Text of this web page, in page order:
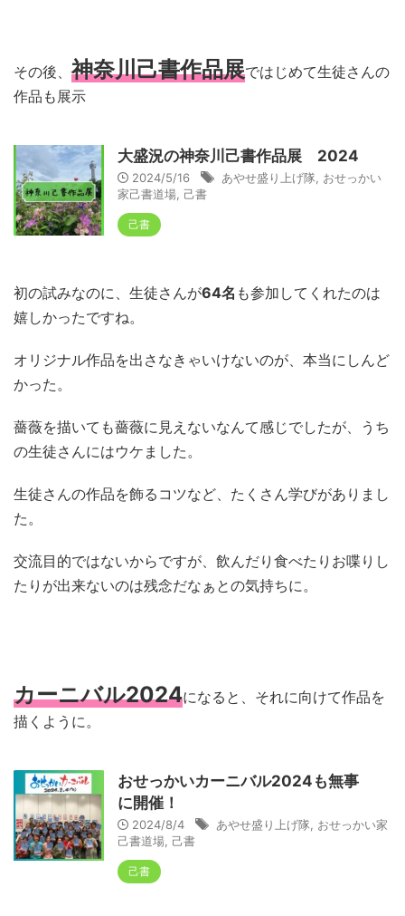
その後、神奈川己書作品展ではじめて生徒さんの
作品も展示
大盛況の神奈川己書作品展 2024
あやせ盛り上げ隊
おせっかい
家己書道場 己書
己書
初の試みなのに、生徒さんが64名 も参加してくれたのは
嬉しかったですね。
オリジナル作品を出さなきゃいけないのが、本当にしんど
かった。
薔薇を描いても薔薇に見えないなんて感じでしたが、うち
の生徒さんにはウケました。
生徒さんの作品を飾るコツなど、たくさん学びがありまし
た。
交流目的ではないからですが、飲んだり食べたりお喋りし
たりが出来ないのは残念だなぁとの気持ちに。
カーニバル2024になると、それに向けて作品を
描くように。
おせっかいカーニバル2024も無事
に開催！
あやせ盛り上げ隊
おせっかい家
己書道場 己書
己書